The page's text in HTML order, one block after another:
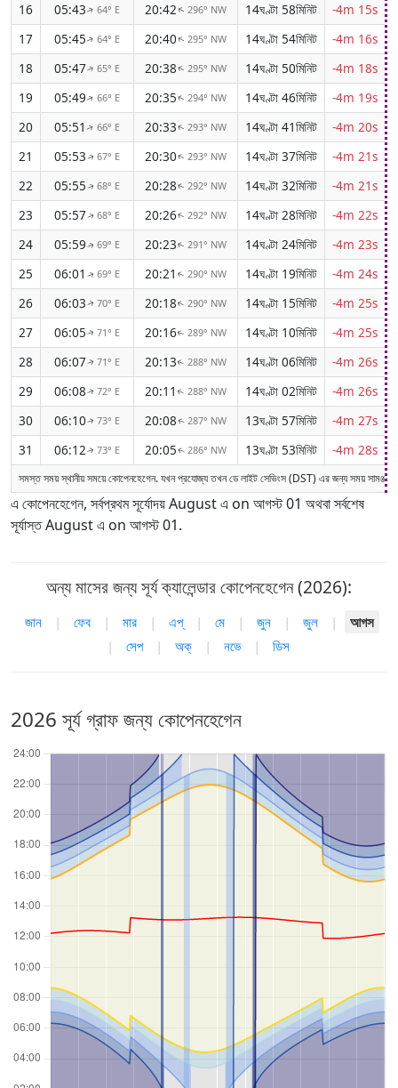
16
05:43↑64° E 20:42↑296° NW 14ঘণ্টা 58মিনিট
-4m 15s
17
05:45↑64° E 20:40↑295° NW 14ঘণ্টা 54মিনিট
-4m 16s
18
05:47↑65° E 20:38↑295° NW 14ঘণ্টা 50মিনিট
-4m 18s
19
05:49↑66° E 20:35↑294° NW 14ঘণ্টা 46মিনিট
-4m 19s
20
05:51 ↑66° E 20:33↑293° NW 14ঘণ্টা 41মিনিট
-4m 20s
21
05:53↑67° E 20:30↑293° NW 14ঘণ্টা 37মিনিট
-4m 21s
22
05:55↑68° E 20:28↑ 292° NW 14ঘণ্টা 32মিনিট
-4m 21s
23
05:57↑68° E 20:26↑ 292° NW 14ঘণ্টা 28মিনিট
-4m 22s
24
05:59↑69° E 20:23↑ 291° NW 14ঘণ্টা 24মিনিট
-4m 23s
25
06:01 ↑69° E 20:21 ↑ 290° NW 14ঘণ্টা 19মিনিট
-4m 24s
26
06:03↑70° E 20:18↑ 290° NW 14ঘণ্টা 15মিনিট
-4m 25s
27
06:05↑71° E 20:16↑ 289° NW 14ঘণ্টা 10মিনিট
-4m 25s
28
06:07↑71° E 20:13↑ 288° NW 14ঘণ্টা 06মিনিট
-4m 26s
29
06:08↑72° E 20:11 ↑ 288° NW 14ঘণ্টা 02মিনিট
-4m 26s
30
06:10↑73° E 20:08↑ 287° NW 13ঘণ্টা 57মিনিট
-4m 27s
31
06:12↑73° E 20:05↑ 286° NW 13ঘণ্টা 53মিনিট -4m 28s
সমস্ত সময় স্থানীয় সময়ে কোপেনহেগেন. যখন প্রযোজ্য তখন ডে লাইট সেভিংস (DST) এর জন্য সময়
এ কোপেনহেগেন, সর্বপ্রথম সূর্যোদয় August এ on আগস্ট 01 অথবা সর্বশেষ
সূর্যাস্ত August এ on আগস্ট 01.
অন্য মাসের জন্য সূর্য ক্যালেন্ডার কোপেনহেগেন (2026):
জান | ফেব | মার | এপ্ | মে | জুন | জুল |
আগস
|
সেপ | অক্ | নভে | ডিস
2026 সূর্য গ্রাফ জন্য কোপেনহেগেন